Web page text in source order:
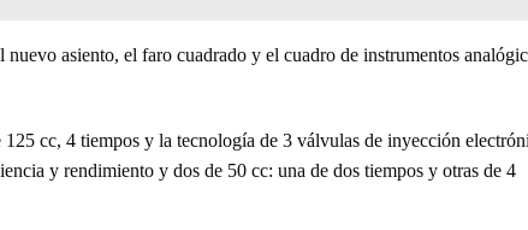
nuevo asiento, el faro cuadrado y el cuadro de instrumentos
cc, 4 tiempos y la tecnología de 3 válvulas de inyección
y rendimiento y dos de 50 cc: una de dos tiempos y otras de 4